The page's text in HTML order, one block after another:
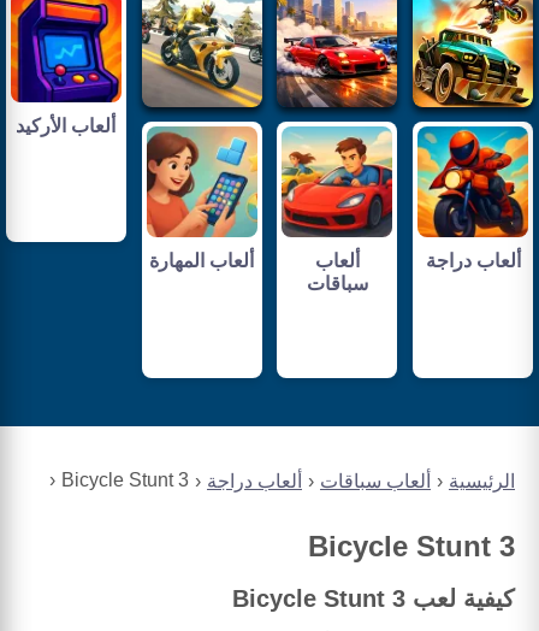
الرئيسية ألعاب سباقات ألعاب دراجة Bicycle Stunt 3
Bicycle Stunt 3
كيفية لعب Bicycle Stunt 3
ألعاب الأركيد
ألعاب دراجة
ألعاب
سباقات
ألعاب المهارة